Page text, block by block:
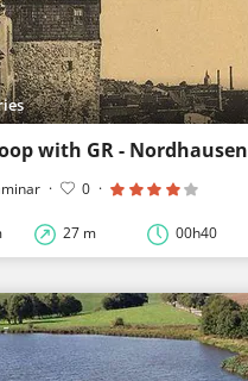
with GR - Nordhausen
· 0 ·
27 m 00h40